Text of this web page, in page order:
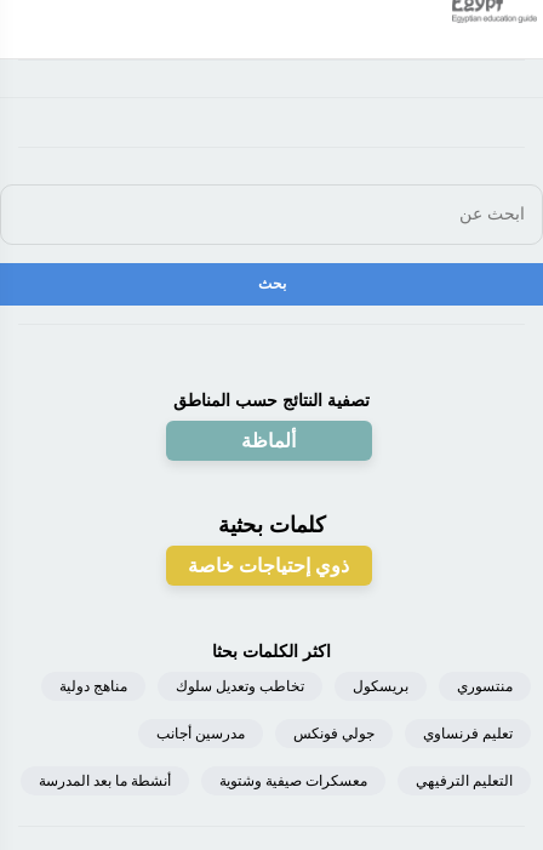
تصفية النتائج حسب المناطق
ألماظة
كلمات بحثية
ذوي إحتياجات خاصة
اكثر الكلمات بحثا
منتسوري بريسكول تخاطب وتعديل سلوك مناهج دولية
تعليم فرنساوي جولي فونكس مدرسين أجانب
التعليم الترفيهي معسكرات صيفية وشتوية أنشطة ما بعد المدرسة